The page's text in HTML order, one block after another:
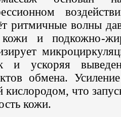
ритмичные волны
и подкожно-
и ускоряя
обмена.
кислородом, что
кожи.